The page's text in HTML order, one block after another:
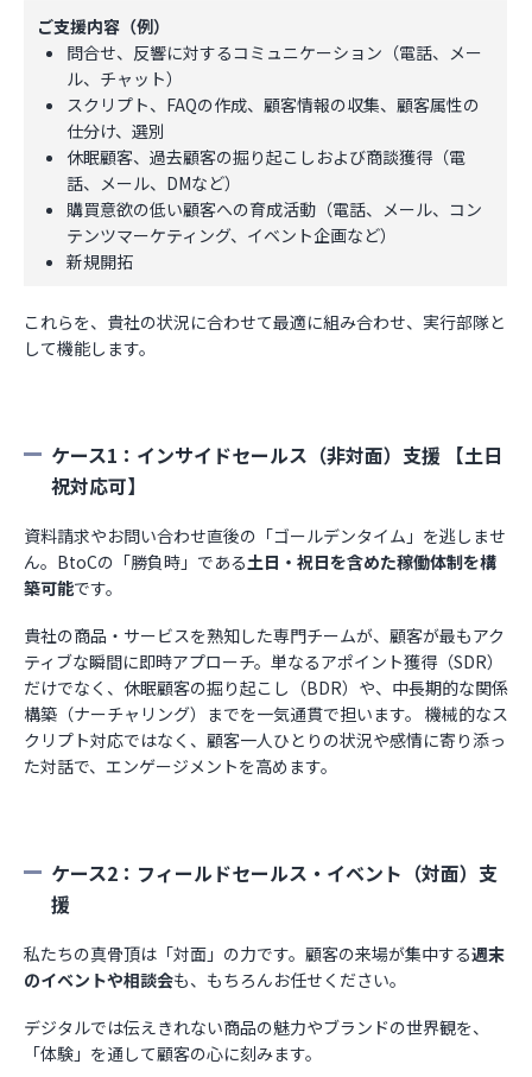
ご支援内容（例）
問合せ、反響に対するコミュニケーション（電話、メー
ル、チャット）
スクリプト、FAQの作成、顧客情報の収集、顧客属性の
仕分け、選別
休眠顧客、過去顧客の掘り起こしおよび商談獲得（電
話、メール、DMなど）
購買意欲の低い顧客への育成活動（電話、メール、コン
テンツマーケティング、イベント企画など）
新規開拓
これらを、貴社の状況に合わせて最適に組み合わせ、実行部隊と
して機能します。
ケース1：インサイドセールス（非対面）支援 【土日
祝対応可】
資料請求やお問い合わせ直後の「ゴールデンタイム」を逃しませ
ん。BtoCの「勝負時」である土日・祝日を含めた稼働体制を構
築可能です。
貴社の商品・サービスを熟知した専門チームが、顧客が最もアク
ティブな瞬間に即時アプローチ。単なるアポイント獲得（SDR）
だけでなく、休眠顧客の掘り起こし（BDR）や、中長期的な関係
構築（ナーチャリング）までを一気通貫で担います。 機械的なス
クリプト対応ではなく、顧客一人ひとりの状況や感情に寄り添っ
た対話で、エンゲージメントを高めます。
ケース2：フィールドセールス・イベント（対面）支
援
私たちの真骨頂は「対面」の力です。顧客の来場が集中する週末
のイベントや相談会も、もちろんお任せください。
デジタルでは伝えきれない商品の魅力やブランドの世界観を、
「体験」を通して顧客の心に刻みます。